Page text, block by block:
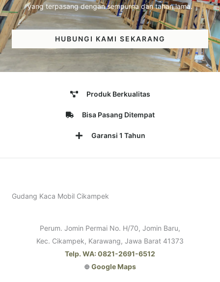
yang terpasang dengan sempurna dan tahan lama.
HUBUNGI KAMI SEKARANG
Produk Berkualitas
Bisa Pasang Ditempat
Garansi 1 Tahun
Gudang Kaca Mobil Cikampek
Perum. Jomin Permai No. H/70, Jomin Baru,
Kec. Cikampek, Karawang, Jawa Barat 41373
Telp. WA: 0821-2691-6512
⊕ Google Maps